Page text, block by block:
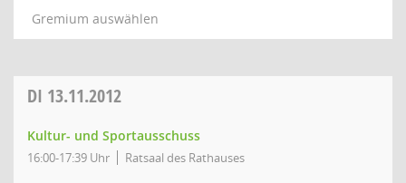
Gremium auswählen
DI 13.11.2012
Kultur- und Sportausschuss
16:00-17:39 Uhr Ratsaal des Rathauses